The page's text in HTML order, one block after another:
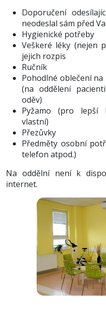
Doporučení
neodeslal sám před
Hygienické potřeby
Veškeré léky (nejen
jejich rozpis
Ručník
Pohodlné oblečení
(na oddělení
oděv)
Pyžamo (pro lepší
vlastní)
Přezůvky
Předměty osobní
telefon atpod.)
Na oddělní není k
internet.